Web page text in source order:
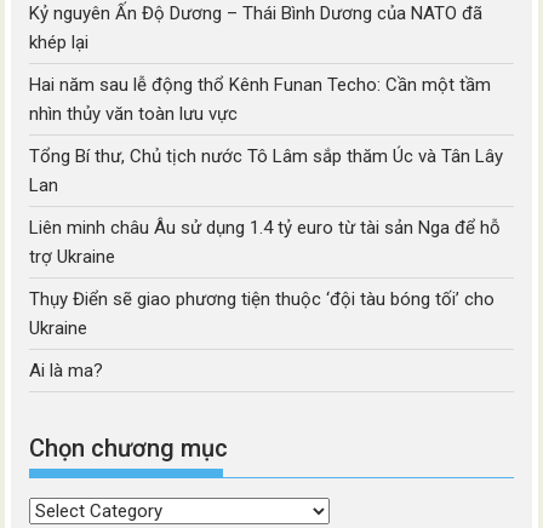
Kỷ nguyên Ấn Độ Dương – Thái Bình Dương của NATO đã
khép lại
Hai năm sau lễ động thổ Kênh Funan Techo: Cần một tầm
nhìn thủy văn toàn lưu vực
Tổng Bí thư, Chủ tịch nước Tô Lâm sắp thăm Úc và Tân Lây
Lan
Liên minh châu Âu sử dụng 1.4 tỷ euro từ tài sản Nga để hỗ
trợ Ukraine
Thụy Điển sẽ giao phương tiện thuộc ‘đội tàu bóng tối’ cho
Ukraine
Ai là ma?
Chọn chương mục
Chọn